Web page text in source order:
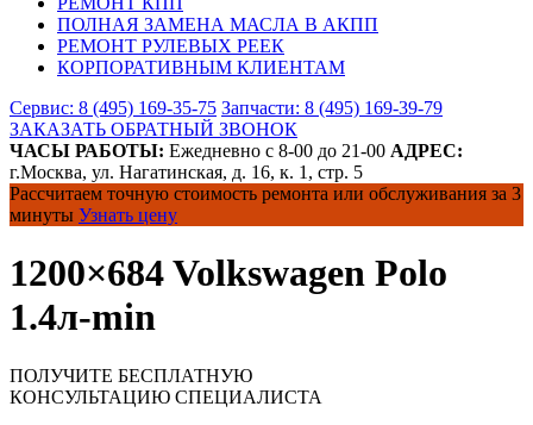
ПОЛНАЯ ЗАМЕНА МАСЛА В АКПП
РЕМОНТ РУЛЕВЫХ РЕЕК
КОРПОРАТИВНЫМ КЛИЕНТАМ
Сервис: 8 (495) 169-35-75 Запчасти: 8 (495) 169-39-79
ЗАКАЗАТЬ ОБРАТНЫЙ ЗВОНОК
ЧАСЫ РАБОТЫ: Ежедневно с 8-00 до 21-00 АДРЕС:
г.Москва, ул. Нагатинская, д. 16, к. 1, стр. 5
Рассчитаем точную стоимость ремонта или обслуживания за 3
минуты Узнать цену
1200×684 Volkswagen Polo
1.4л-min
ПОЛУЧИТЕ БЕСПЛАТНУЮ
КОНСУЛЬТАЦИЮ СПЕЦИАЛИСТА